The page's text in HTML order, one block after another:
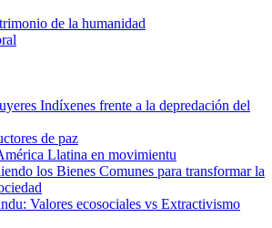
de la humanidad
Indíxenes frente a la depredación del
de paz
Llatina en movimientu
los Bienes Comunes para transformar la
Valores ecosociales vs Extractivismo